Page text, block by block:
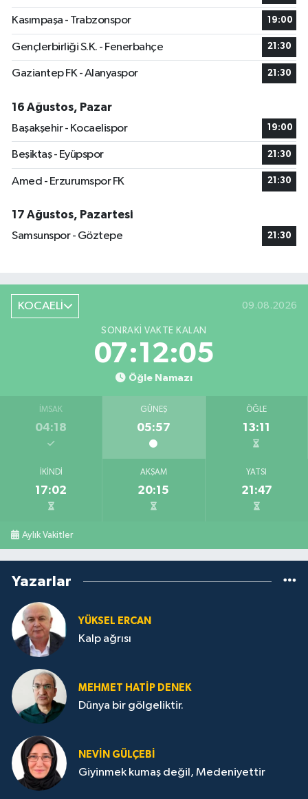
Kasımpaşa - Trabzonspor 19:00
Gençlerbirliği S.K. - Fenerbahçe 21:30
Gaziantep FK - Alanyaspor 21:30
16 Ağustos, Pazar
Başakşehir - Kocaelispor
19:00
Beşiktaş - Eyüpspor 21:30
Amed - Erzurumspor FK 21:30
17 Ağustos, Pazartesi
Samsunspor - Göztepe
21:30
KOCAELİ 09.08.2026
SONRAKI VAKTE KALAN
07:12:04
Öğle Namazı
İMSAK
04:18
GÜNEŞ
05:57
ÖĞLE
13:11
İKINDI
17:02
AKŞAM
20:15
YATSI
21:47
Aylık Vakitler
Yazarlar
YÜKSEL ERCAN
Kalp ağrısı
MEHMET HATİP DENEK
Dünya bir gölgeliktir.
NEVİN GÜLÇEBİ
Giyinmek kumaş değil, Medeniyettir